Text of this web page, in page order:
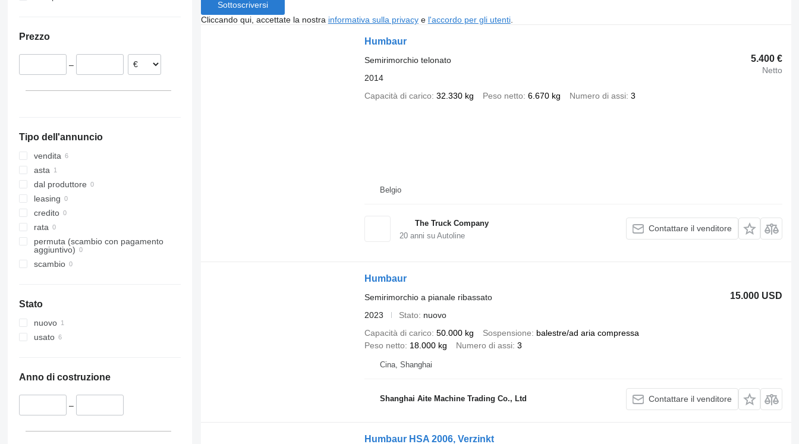
Germania
Bulgaria
Prezzo
–
Tipo dell'annuncio
vendita
asta
dal produttore
leasing
credito
rata
permuta (scambio con pagamento
aggiuntivo)
scambio
Stato
nuovo
usato
Anno di costruzione
–
Sottoscriversi
Cliccando qui, accettate la nostra informativa sulla privacye l'accordo per gli utenti.
Humbaur
5.400 €
Netto
Semirimorchio telonato
2014
Capacità di carico 32.330 kg Peso netto 6.670 kg Numero di assi 3
Belgio
The Truck Company
20anni su Autoline
Contattare il venditore
Humbaur
15.000 USD
Semirimorchio a pianale ribassato
2023
Stato
nuovo
Capacità di carico 50.000 kg Sospensione
balestre/ad aria compressa
Peso netto
18.000 kg Numero di assi 3
Cina, Shanghai
Shanghai Aite Machine Trading Co., Ltd Contattare il venditore
Humbaur HSA 2006, Verzinkt